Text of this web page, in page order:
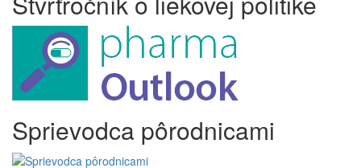
Sprievodca pôrodnicami